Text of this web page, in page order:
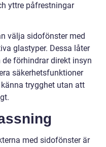
yttre påfrestningar
välja sidofönster med
glastyper. Dessa låter
förhindrar direkt insyn
säkerhetsfunktioner
trygghet utan att
med sidofönster är